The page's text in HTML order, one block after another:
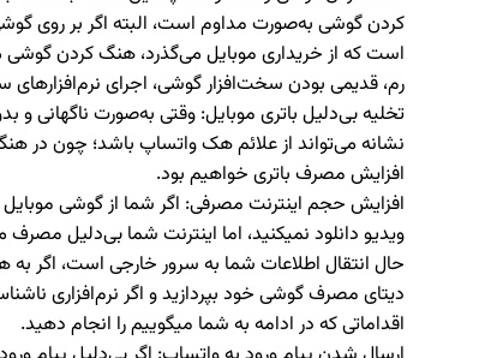
کردن گوشی به‌صورت مداوم است، البته اگر بر روی
است که از خریداری موبایل می‌گذرد، هنگ کردن
رم، قدیمی بودن سخت‌افزار گوشی، اجرای
تخلیه بی‌دلیل باتری موبایل: وقتی به‌صورت ناگهانی
نشانه می‌تواند از علائم هک واتساپ باشد؛ چون در
افزایش مصرف باتری خواهیم بود.
افزایش حجم اینترنت مصرفی: اگر شما از گوشی
ویدیو دانلود نمی­کنید، اما اینترنت شما بی‌دلیل
حال انتقال اطلاعات شما به سرور خارجی است،
دیتای مصرف گوشی خود بپردازید و اگر نرم‌افزاری
اقداماتی که در ادامه به شما می­گوییم را انجام دهید.